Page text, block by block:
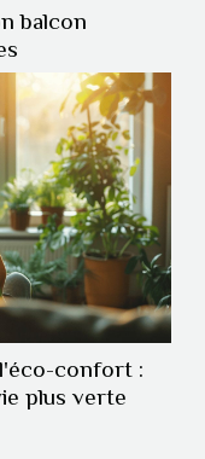
balcon
confort :
plus verte